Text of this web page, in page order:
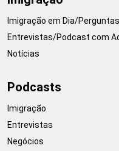
Imigração em Dia/
Entrevistas/Podcast com
Notícias
Podcasts
Imigração
Entrevistas
Negócios